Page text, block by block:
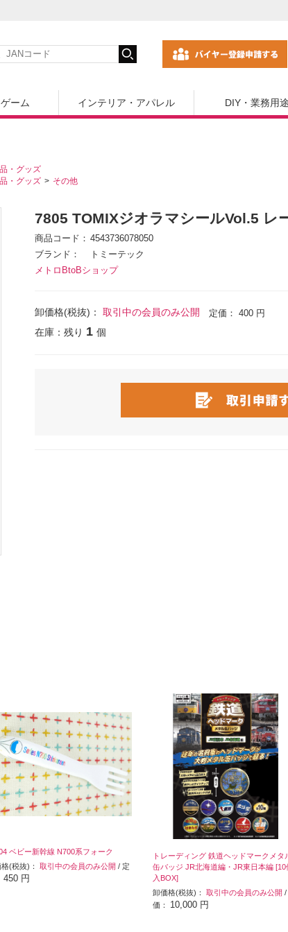
ーム インテリア・アパレル DIY・業務用
・グッズ
・グッズ その他
7805 TOMIXジオラマシールVol.5 レ
商品コード
4543736078050
ブランド
トミーテック
メトロBtoBショップ
卸価格(税抜)： 取引中の会員のみ公開 定価： 400 円
在庫：残り 1 個
ベビー新幹線 N700系フォーク
(税抜)： 取引中の会員のみ公開 / 定
450 円
トレーディング 鉄道ヘッドマークメタ
缶バッジ JR北海道編・JR東日本編 [10
入BOX]
卸価格(税抜)： 取引中の会員のみ公開 /
価： 10,000 円